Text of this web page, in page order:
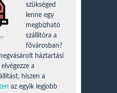
szükséged
lenne egy
megbízható
szállítóra a
fővárosban?
háztartási
a
hiszen a
az egyik legjobb